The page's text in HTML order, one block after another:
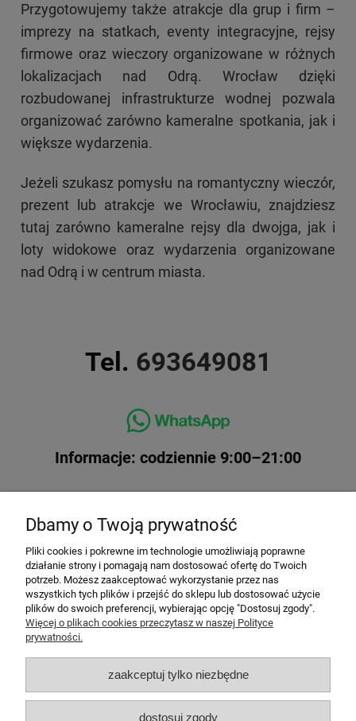
Przygotowujemy także atrakcje dla grup i firm –
imprezy na statkach, eventy integracyjne, rejsy
firmowe oraz wieczory organizowane w różnych
lokalizacjach nad Odrą. Wrocław dzięki
rozbudowanej infrastrukturze wodnej pozwala
organizować zarówno kameralne spotkania, jak i
większe wydarzenia.
Jeżeli szukasz pomysłu na romantyczny wieczór,
prezent lub atrakcje we Wrocławiu, znajdziesz
tutaj zarówno kameralne rejsy dla dwojga, jak i
loty widokowe oraz wydarzenia organizowane
nad Odrą i w centrum miasta.
Tel. 693649081
Informacje: codziennie 9:00–21:00
Top kategorie
Top imprezy
Top atrakcje
Dbamy o Twoją prywatność
Pliki cookies i pokrewne im technologie umożliwiają poprawne
działanie strony i pomagają nam dostosować ofertę do Twoich
potrzeb. Możesz zaakceptować wykorzystanie przez nas
wszystkich tych plików i przejść do sklepu lub dostosować użycie
plików do swoich preferencji, wybierając opcję "Dostosuj zgody".
Więcej o plikach cookies przeczytasz w naszej Polityce
prywatności.
zaakceptuj tylko niezbędne
dostosuj zgody